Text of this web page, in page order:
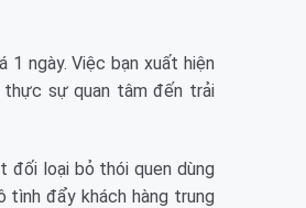
ngày. Việc bạn xuất hiện
thực sự quan tâm đến trải
đối loại bỏ thói quen dùng
tình đẩy khách hàng trung